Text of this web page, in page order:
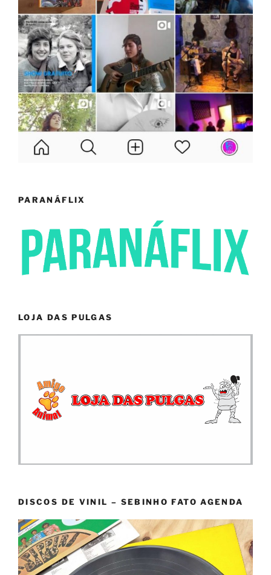
PARANÁFLIX
LOJA DAS PULGAS
DISCOS DE VINIL – SEBINHO FATO AGENDA